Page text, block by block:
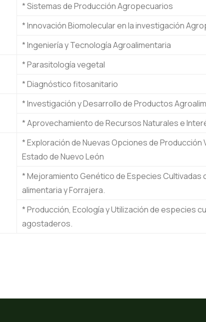
* Sistemas de Producción Agropecuarios
* Innovación Biomolecular en la investigación
* Ingeniería y Tecnología Agroalimentaria
* Parasitología vegetal
* Diagnóstico fitosanitario
* Investigación y Desarrollo de Productos
* Aprovechamiento de Recursos Naturales e
* Exploración de Nuevas Opciones de Producción
Estado de Nuevo León
* Mejoramiento Genético de Especies Cultivadas
alimentaria y Forrajera.
* Producción, Ecología y Utilización de especies
agostaderos.